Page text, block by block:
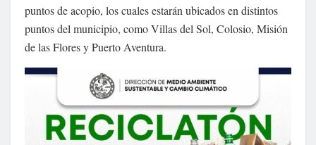
puntos de acopio, los cuales estarán ubicados en distintos
puntos del municipio, como Villas del Sol, Colosio, Misión
de las Flores y Puerto Aventura.